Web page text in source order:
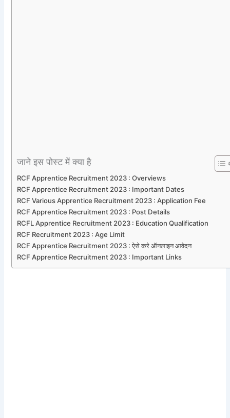
जाने इस पोस्ट में क्या है
RCF Apprentice Recruitment 2023 : Overviews
RCF Apprentice Recruitment 2023 : Important Dates
RCF Various Apprentice Recruitment 2023 : Application Fee
RCF Apprentice Recruitment 2023 : Post Details
RCFL Apprentice Recruitment 2023 : Education Qualification
RCF Recruitment 2023 : Age Limit
RCF Apprentice Recruitment 2023 : ऐसे करे ऑनलाइन आवेदन
RCF Apprentice Recruitment 2023 : Important Links